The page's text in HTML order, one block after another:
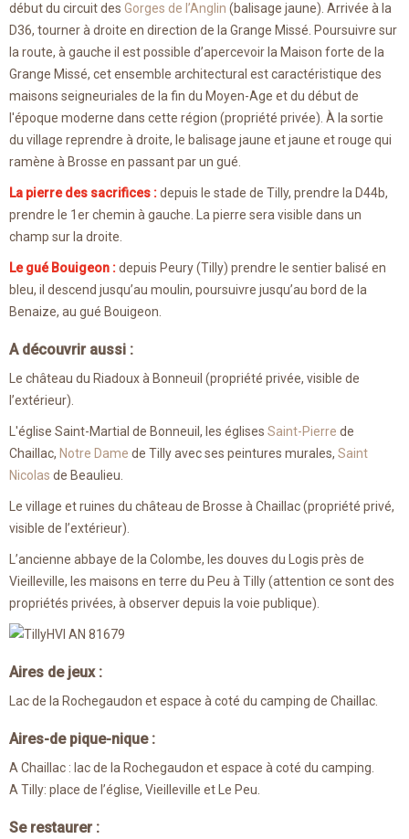
début du circuit des Gorges de l’Anglin (balisage jaune). Arrivée à la
D36, tourner à droite en direction de la Grange Missé. Poursuivre sur
la route, à gauche il est possible d’apercevoir la Maison forte de la
Grange Missé, cet ensemble architectural est caractéristique des
maisons seigneuriales de la fin du Moyen-Age et du début de
l'époque moderne dans cette région (propriété privée). À la sortie
du village reprendre à droite, le balisage jaune et jaune et rouge qui
ramène à Brosse en passant par un gué.
La pierre des sacrifices :depuis le stade de Tilly, prendre la D44b,
prendre le 1er chemin à gauche. La pierre sera visible dans un
champ sur la droite.
Le gué Bouigeon :depuis Peury (Tilly) prendre le sentier balisé en
bleu, il descend jusqu’au moulin, poursuivre jusqu’au bord de la
Benaize, au gué Bouigeon.
A découvrir aussi :
Le château du Riadoux à Bonneuil (propriété privée, visible de
l’extérieur).
L'église Saint-Martial de Bonneuil, les églises Saint-Pierre de
Chaillac, Notre Dame de Tilly avec ses peintures murales, Saint
Nicolas de Beaulieu.
Le village et ruines du château de Brosse à Chaillac (propriété privé,
visible de l’extérieur).
L’ancienne abbaye de la Colombe, les douves du Logis près de
Vieilleville, les maisons en terre du Peu à Tilly (attention ce sont des
propriétés privées, à observer depuis la voie publique).
Aires de jeux :
Lac de la Rochegaudon et espace à coté du camping de Chaillac.
Aires-de pique-nique :
A Chaillac : lac de la Rochegaudon et espace à coté du camping.
A Tilly: place de l’église, Vieilleville et Le Peu.
Se restaurer :